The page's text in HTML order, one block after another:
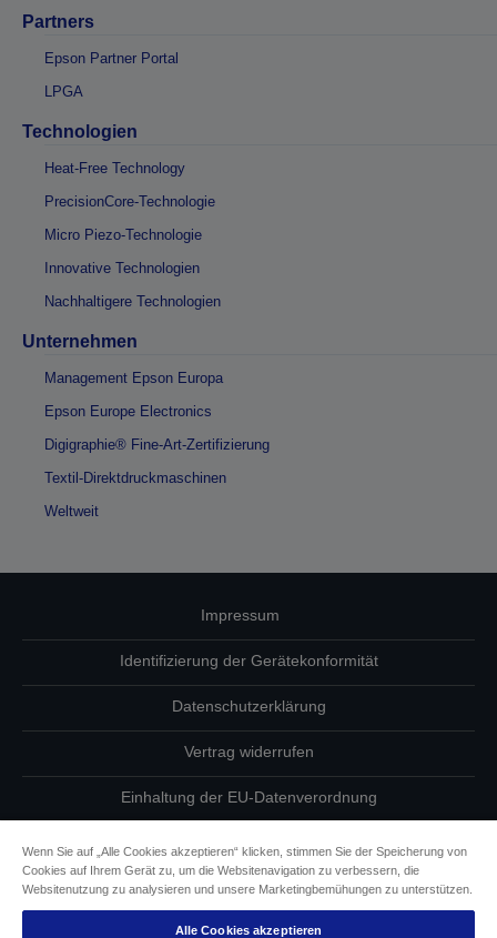
Partners
Epson Partner Portal
LPGA
Technologien
Heat-Free Technology
PrecisionCore-Technologie
Micro Piezo-Technologie
Innovative Technologien
Nachhaltigere Technologien
Unternehmen
Management Epson Europa
Epson Europe Electronics
Digigraphie® Fine-Art-Zertifizierung
Textil-Direktdruckmaschinen
Weltweit
Impressum
Identifizierung der Gerätekonformität
Datenschutzerklärung
Vertrag widerrufen
Einhaltung der EU-Datenverordnung
Informationen zu Cookies
Epson Engagement für Barrierefreiheit
Wenn Sie auf „Alle Cookies akzeptieren“ klicken, stimmen Sie der Speicherung von
Cookies auf Ihrem Gerät zu, um die Websitenavigation zu verbessern, die
Websitenutzung zu analysieren und unsere Marketingbemühungen zu unterstützen.
Alle Cookies akzeptieren